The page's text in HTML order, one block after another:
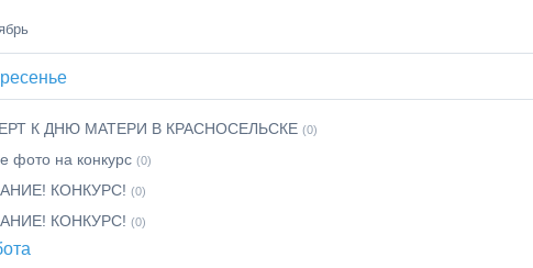
К ДНЮ МАТЕРИ В КРАСНОСЕЛЬСКЕ (0)
фото на конкурс (0)
КОНКУРС! (0)
КОНКУРС! (0)